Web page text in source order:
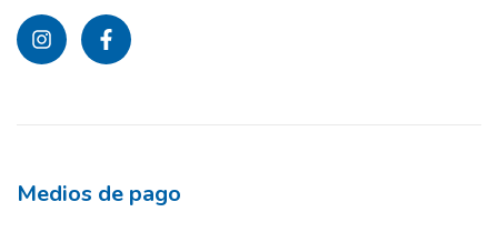
Medios de pago